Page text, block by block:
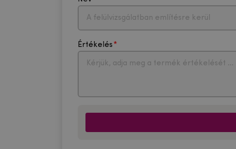
Értékelés